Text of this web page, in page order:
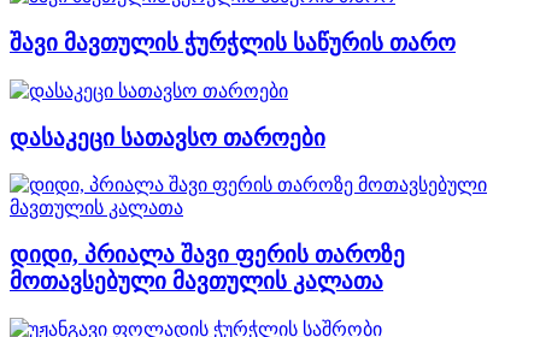
შავი მავთულის ჭურჭლის საწურის თარო
დასაკეცი სათავსო თაროები
დიდი, პრიალა შავი ფერის თაროზე
მოთავსებული მავთულის კალათა